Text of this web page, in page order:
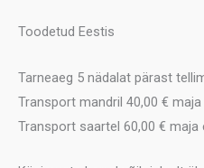
Toodetud Eestis
Tarneaeg 5 nädalat pärast
Transport mandril 40,00 €
Transport saartel 60,00 € maja